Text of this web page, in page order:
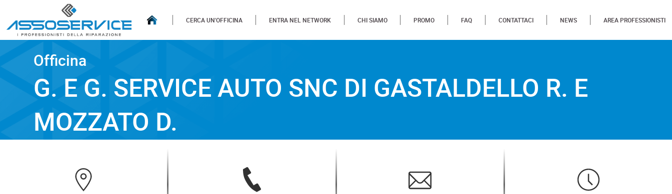
CERCA UN'OFFICINA ENTRA NEL NETWORK CHI SIAMO PROMO FAQ CONTATTACI NEWS AREA PROFESSIONISTI
Officina
G. E G. SERVICE AUTO SNC DI GASTALDELLO R. E MOZZATO D.
Officina
G. E G. SERVICE AUTO SNC DI GASTALDELLO R. E
MOZZATO D.